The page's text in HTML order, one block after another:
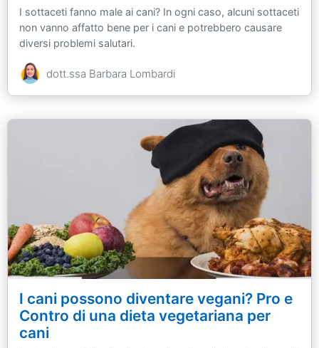
I sottaceti fanno male ai cani? In ogni caso, alcuni sottaceti
non vanno affatto bene per i cani e potrebbero causare
diversi problemi salutari.
dott.ssa Barbara Lombardi
I cani possono diventare vegani? Pro e
Contro di una dieta vegetariana per
cani